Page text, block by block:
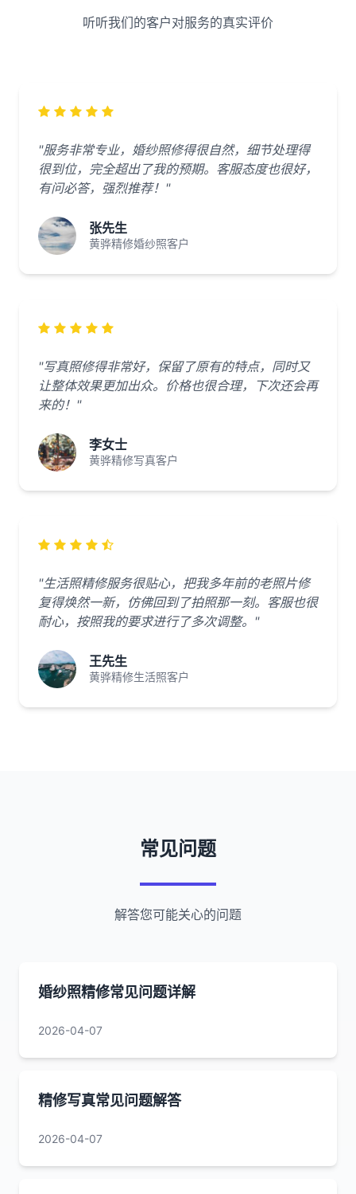
听听我们的客户对服务的真实评价
"服务非常专业，婚纱照修得很自然，细节处理得
很到位，完全超出了我的预期。客服态度也很好，
有问必答，强烈推荐！"
张先生
黄骅精修婚纱照客户
"写真照修得非常好，保留了原有的特点，同时又
让整体效果更加出众。价格也很合理，下次还会再
来的！"
李女士
黄骅精修写真客户
"生活照精修服务很贴心，把我多年前的老照片修
复得焕然一新，仿佛回到了拍照那一刻。客服也很
耐心，按照我的要求进行了多次调整。"
王先生
黄骅精修生活照客户
常见问题
解答您可能关心的问题
婚纱照精修常见问题详解
2026-04-07
精修写真常见问题解答
2026-04-07